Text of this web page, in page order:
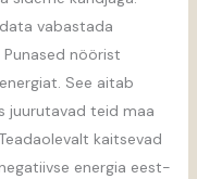
vabastada
nöörist
See aitab
juurutavad teid maa
kaitsevad
energia eest-